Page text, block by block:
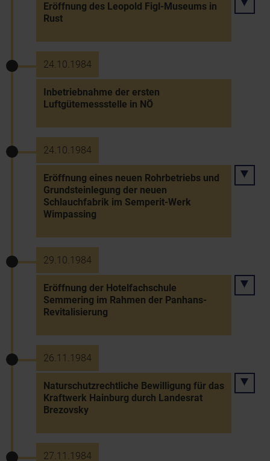
Eröffnung des Leopold Figl-Museums in
Rust
24.10.1984
Inbetriebnahme der ersten
Luftgütemessstelle in NÖ
24.10.1984
Eröffnung eines neuen Rohrbetriebs und
Grundsteinlegung der neuen
Schlauchfabrik im Semperit-Werk
Wimpassing
29.10.1984
Eröffnung der Hotelfachschule
Semmering im Rahmen der Panhans-
Revitalisierung
26.11.1984
Naturschutzrechtliche Bewilligung für das
Kraftwerk Hainburg durch Landesrat
Brezovsky
27.11.1984